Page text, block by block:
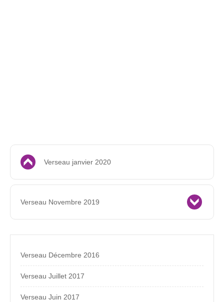
Verseau janvier 2020
Verseau Novembre 2019
Verseau Décembre 2016
Verseau Juillet 2017
Verseau Juin 2017